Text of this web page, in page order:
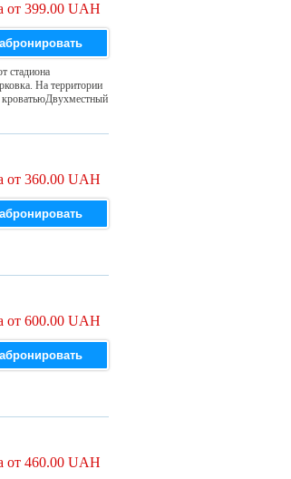
от 399.00 UAH
стадиона
На территории
кроватьюДвухместный
от 360.00 UAH
от 600.00 UAH
от 460.00 UAH